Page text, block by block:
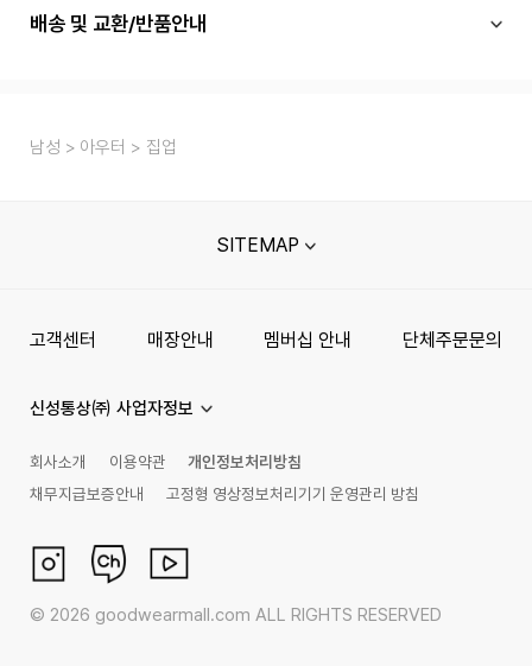
배송 및 교환/반품안내
남성 아우터 집업
SITEMAP
고객센터 매장안내 멤버십 안내 단체주문문의
신성통상㈜ 사업자정보
회사소개 이용약관
개인정보처리방침
채무지급보증안내
고정형 영상정보처리기기 운영관리 방침
© 2026 goodwearmall.com ALL RIGHTS RESERVED